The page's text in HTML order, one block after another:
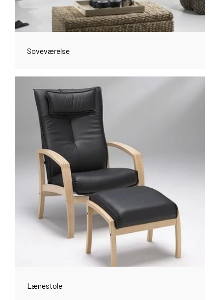
Soveværelse
Lænestole